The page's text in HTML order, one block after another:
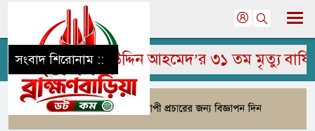
সংবাদ শিরোনাম ::
মরহুম জামির উদ্দিন আহমেদ’র ৩১ তম মৃত্যু বার্ষিকী